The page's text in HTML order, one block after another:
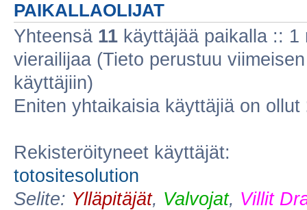
PAIKALLAOLIJAT
Yhteensä 11 käyttäjää paikalla ::
vierailijaa (Tieto perustuu
käyttäjiin)
Eniten yhtaikaisia käyttäjiä on ollut
Rekisteröityneet käyttäjät:
totositesolution
Selite: Ylläpitäjät, Valvojat, Villit